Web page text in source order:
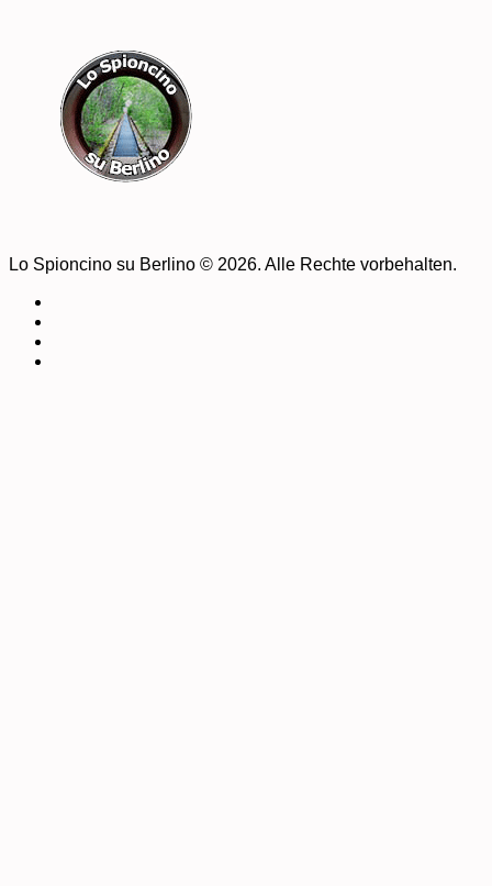
Lo Spioncino su Berlino © 2026. Alle Rechte vorbehalten.